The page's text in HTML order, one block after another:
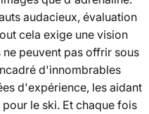
audacieux, évaluation
cela exige une vision
peuvent pas offrir sous
d'innombrables
d'expérience, les aidant
le ski. Et chaque fois